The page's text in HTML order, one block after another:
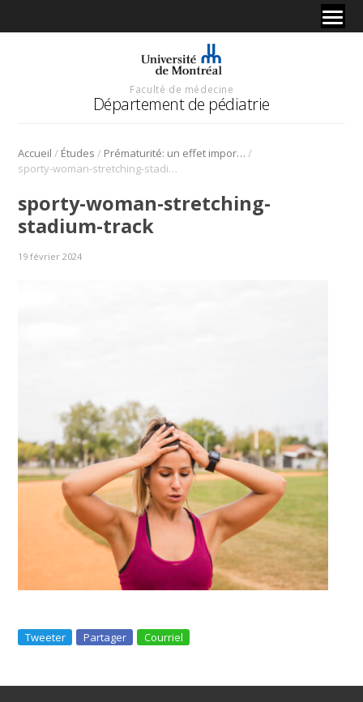
Faculté de médecine
Département de pédiatrie
Accueil / Études / Prématurité: un effet important mais potentiellement réversible sur la santé cardiovasculaire et musculaire /
sporty-woman-stretching-stadium-track
sporty-woman-stretching-
stadium-track
19 février 2024
Tweeter Partager Courriel